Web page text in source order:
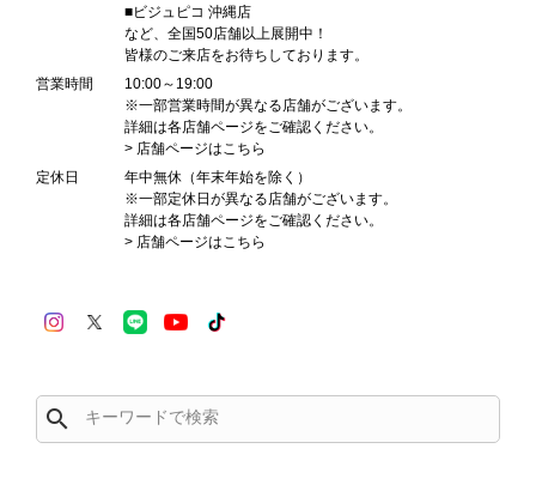
■ビジュピコ 沖縄店
など、全国50店舗以上展開中！
皆様のご来店をお待ちしております。
営業時間
10:00～19:00
※一部営業時間が異なる店舗がございます。
詳細は各店舗ページをご確認ください。
> 店舗ページはこちら
定休日
年中無休（年末年始を除く）
※一部定休日が異なる店舗がございます。
詳細は各店舗ページをご確認ください。
> 店舗ページはこちら
search